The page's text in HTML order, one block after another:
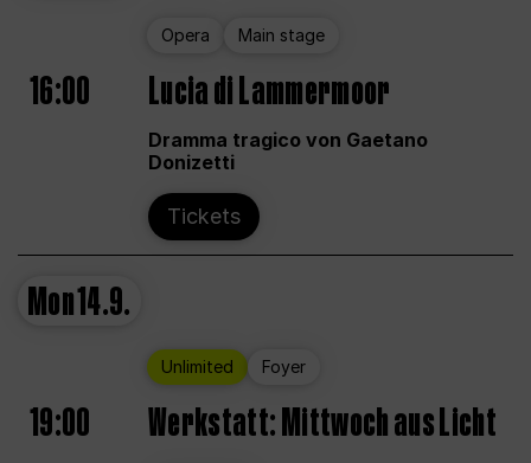
Opera Main stage
16:00 Lucia di Lammermoor
Dramma tragico von Gaetano
Donizetti
Tickets
Mon14.9.
Unlimited Foyer
19:00 Werkstatt: Mittwoch aus Licht